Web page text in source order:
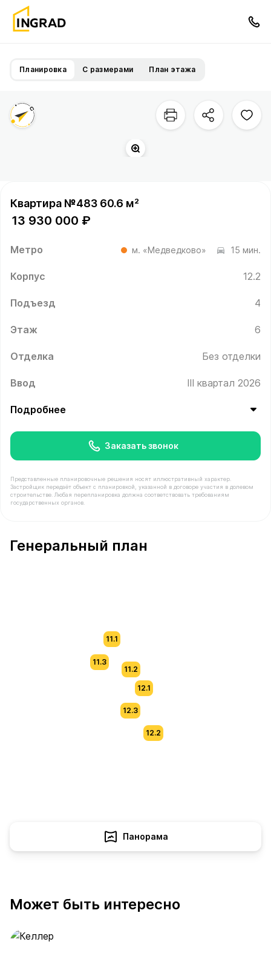
Планировка С размерами План этажа
Квартира №483 60.6 м²
13 930 000 ₽
Метро м. «Медведково» 15 мин.
Корпус 12.2
Подъезд 4
Этаж 6
Отделка Без отделки
Ввод III квартал 2026
Подробнее
Заказать звонок
Представленные планировочные решения носят иллюстративный характер.
Застройщик передаёт объект с планировкой, указанной в договоре участия в долевом
строительстве. Любая перепланировка должна соответствовать требованиям
государственных органов.
Генеральный план
11.3
11.1
11.2
12.1
12.2
12.3
Панорама
Может быть интересно